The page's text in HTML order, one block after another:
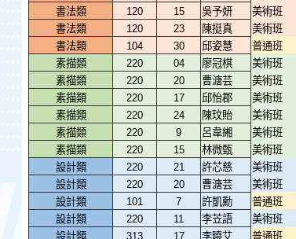
書法類
120 15 吳予妍 美術班
書法類
120 23 陳挺真 美術班
書法類
104 30 邱姿慧 普通班
素描類
220 04 廖冠棋 美術班
素描類
220 20 曹溏芸 美術班
素描類
220 17 邱怡郡 美術班
素描類
220 24 陳玟貽 美術班
素描類
220 9 呂韋緗 美術班
素描類
220 15 林微甄 美術班
設計類
220 21 許芯慈 美術班
設計類
220 20 曹溏芸 美術班
設計類
101 7 許凱勳 普通班
設計類
220 11 李苙語 美術班
設計類
313 17 李曉艾 普通班